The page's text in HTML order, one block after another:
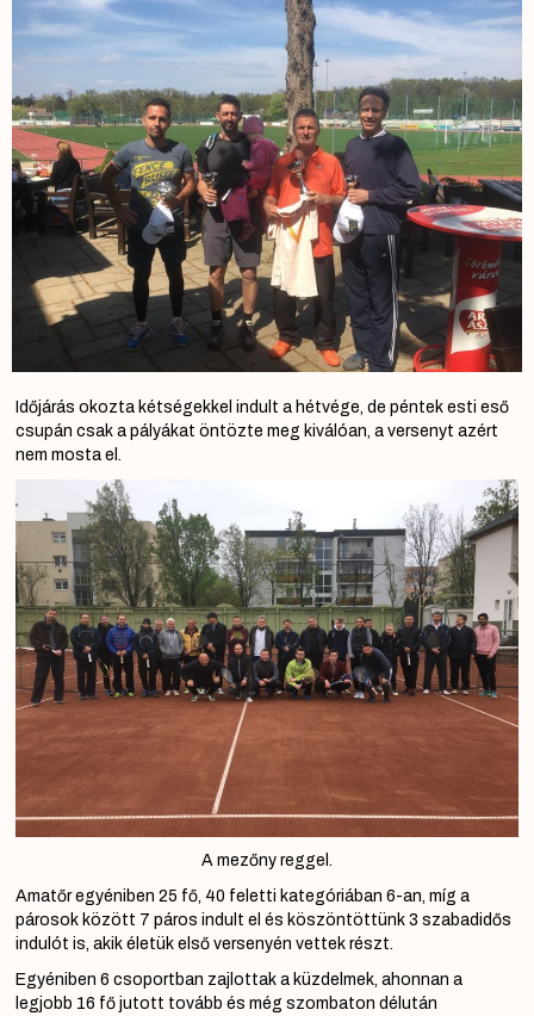
Időjárás okozta kétségekkel indult a hétvége, de péntek esti eső
csupán csak a pályákat öntözte meg kiválóan, a versenyt azért
nem mosta el.
A mezőny reggel.
Amatőr egyéniben 25 fő, 40 feletti kategóriában 6-an, míg a
párosok között 7 páros indult el és köszöntöttünk 3 szabadidős
indulót is, akik életük első versenyén vettek részt.
Egyéniben 6 csoportban zajlottak a küzdelmek, ahonnan a
legjobb 16 fő jutott tovább és még szombaton délután